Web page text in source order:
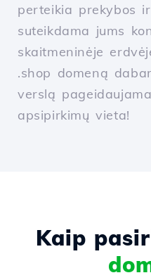
perteikia prekybos
suteikdama jums
skaitmeninėje
.shop domeną
verslą
apsipirkimų vieta!
Kaip